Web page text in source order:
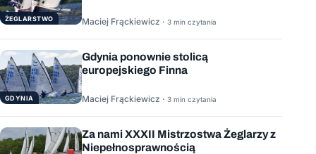
ŻEGLARSTWO Maciej Frąckiewicz · 3 min czytania
GDYNIA
Gdynia ponownie stolicą
europejskiego Finna
Maciej Frąckiewicz · 3 min czytania
Za nami XXXII Mistrzostwa Żeglarzy z
Niepełnosprawnością